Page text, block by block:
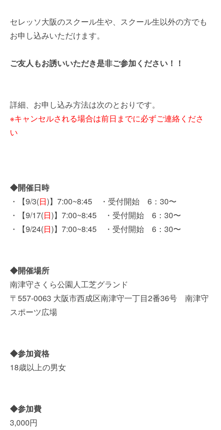
セレッソ大阪のスクール生や、スクール生以外の方でも
お申し込みいただけます。
ご友人もお誘いいただき是非ご参加ください！！
詳細、お申し込み方法は次のとおりです。
※キャンセルされる場合は前日までに必ずご連絡くださ
い
◆開催日時
・【9/3(日)】7:00~8:45 ・受付開始 6：30〜
・【9/17(日)】7:00~8:45 ・受付開始 6：30〜
・【9/24(日)】7:00~8:45 ・受付開始 6：30〜
◆開催場所
南津守さくら公園人工芝グランド
〒557-0063 大阪市西成区南津守一丁目2番36号 南津守
スポーツ広場
◆参加資格
18歳以上の男女
◆参加費
3,000円